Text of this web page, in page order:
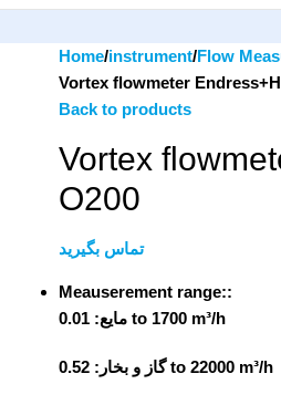
Home instrument Flow
Vortex flowmeter
Back to products
Vortex
O200
تماس بگیرید
Meauserement range::
مایع: 0.01 to 1700 m³/h
گاز و بخار: 0.52 to 22000 m³/h